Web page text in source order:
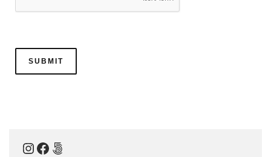
Instagram
Facebook
500px